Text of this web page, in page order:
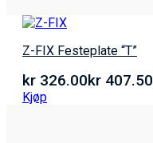
Z-FIX Festeplate “T”
kr 326.00kr 407.50
Kjøp